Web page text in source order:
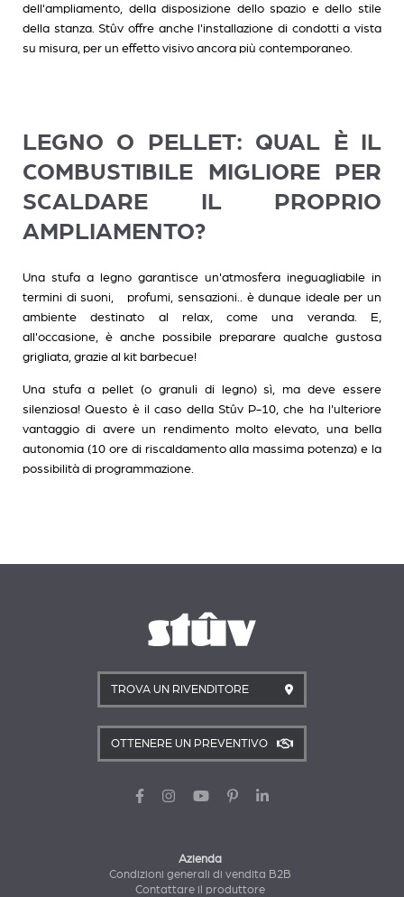
dell'ampliamento, della disposizione dello spazio e dello stile
della stanza. Stûv offre anche l'installazione di condotti a vista
su misura, per un effetto visivo ancora più contemporaneo.
LEGNO O PELLET: QUAL È IL
COMBUSTIBILE MIGLIORE PER
SCALDARE IL PROPRIO
AMPLIAMENTO?
Una stufa a legno garantisce un'atmosfera ineguagliabile in
termini di suoni, profumi, sensazioni.. è dunque ideale per un
ambiente destinato al relax, come una veranda. E,
all'occasione, è anche possibile preparare qualche gustosa
grigliata, grazie al kit barbecue!
Una stufa a pellet (o granuli di legno) sì, ma deve essere
silenziosa! Questo è il caso della Stûv P-10, che ha l'ulteriore
vantaggio di avere un rendimento molto elevato, una bella
autonomia (10 ore di riscaldamento alla massima potenza) e la
possibilità di programmazione.
TROVA UN RIVENDITORE
OTTENERE UN PREVENTIVO
Azienda
Condizioni generali di vendita B2B
Contattare il produttore